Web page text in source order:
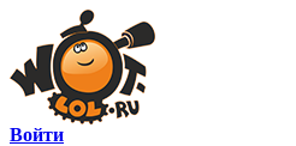
Войти